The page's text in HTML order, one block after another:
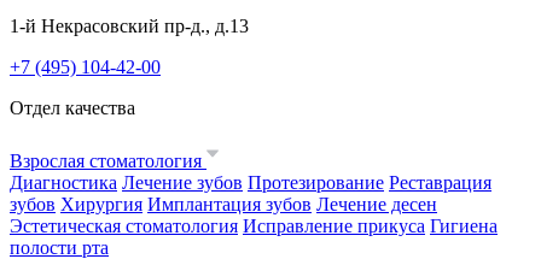
1-й Некрасовский пр-д., д.13
+7 (495) 104-42-00
Отдел качества
Взрослая стоматология
Диагностика Лечение зубов Протезирование Реставрация
зубов Хирургия Имплантация зубов Лечение десен
Эстетическая стоматология Исправление прикуса Гигиена
полости рта